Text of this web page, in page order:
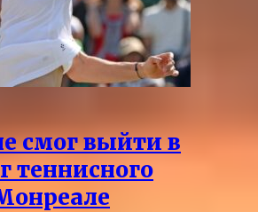
смог выйти в
теннисного